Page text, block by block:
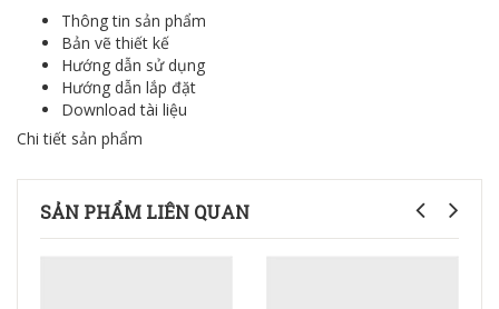
Thông tin sản phẩm
Bản vẽ thiết kế
Hướng dẫn sử dụng
Hướng dẫn lắp đặt
Download tài liệu
Chi tiết sản phẩm
SẢN PHẨM LIÊN QUAN